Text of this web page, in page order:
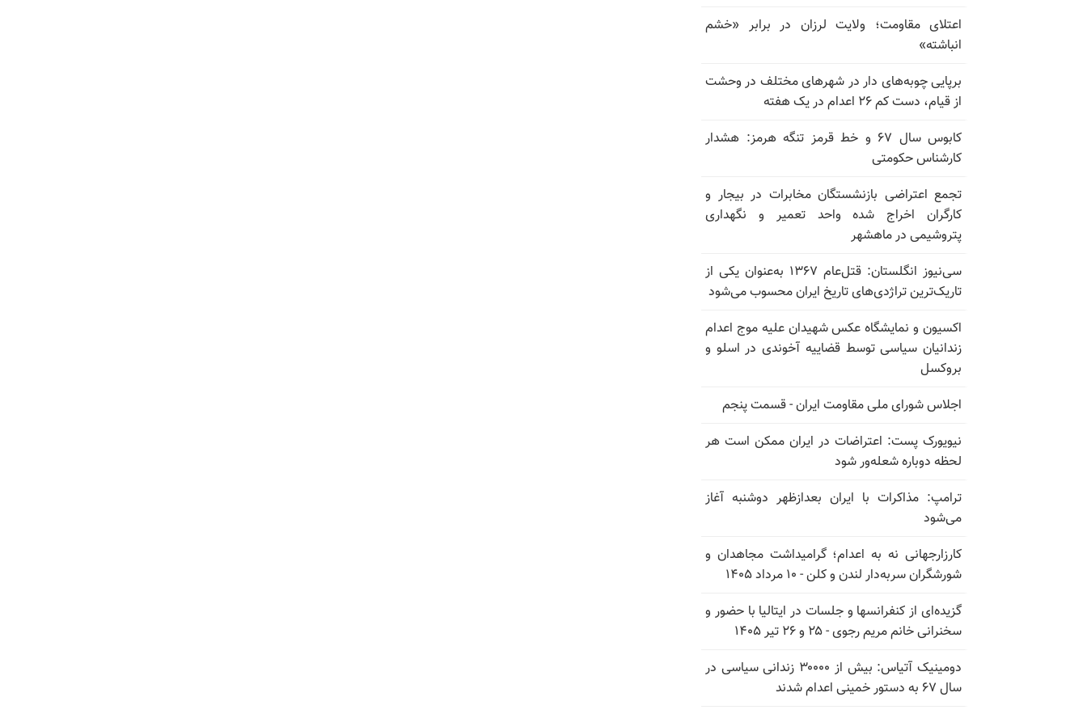
اعتلای مقاومت؛ ولایت لرزان در برابر «خشم
انباشته»
برپایی چوبه‌های دار در شهرهای مختلف در وحشت
از قیام، دست کم ۲۶ اعدام در یک هفته
کابوس سال ۶۷ و خط قرمز تنگه هرمز: هشدار
کارشناس حکومتی
تجمع اعتراضی بازنشستگان مخابرات در بیجار و
کارگران اخراج شده واحد تعمیر و نگهداری
پتروشیمی در ماهشهر
سی‌نیوز انگلستان: قتل‌عام ۱۳۶۷ به‌عنوان یکی از
تاریک‌ترین تراژدی‌های تاریخ ایران محسوب می‌شود
اکسیون و نمایشگاه عکس شهیدان علیه موج اعدام
زندانیان سیاسی توسط قضاییه آخوندی در اسلو و
بروکسل
اجلاس شورای ملی مقاومت ایران - قسمت پنجم
نیویورک پست: اعتراضات در ایران ممکن است هر
لحظه دوباره شعله‌ور شود
ترامپ: مذاکرات با ایران بعدازظهر دوشنبه آغاز
می‌شود
کارزارجهانی نه به اعدام؛ گرامیداشت مجاهدان و
شورشگران سربه‌دار لندن و کلن - ۱۰ مرداد ۱۴۰۵
گزیده‌ای از کنفرانسها و جلسات در ایتالیا با حضور و
سخنرانی خانم مریم رجوی - ۲۵ و ۲۶ تیر ۱۴۰۵
دومینیک آتیاس: بیش از ۳۰۰۰۰ زندانی سیاسی در
سال ۶۷ به دستور خمینی اعدام شدند